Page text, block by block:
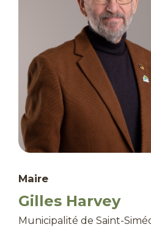
Maire
Gilles Harvey
Municipalité de Saint-